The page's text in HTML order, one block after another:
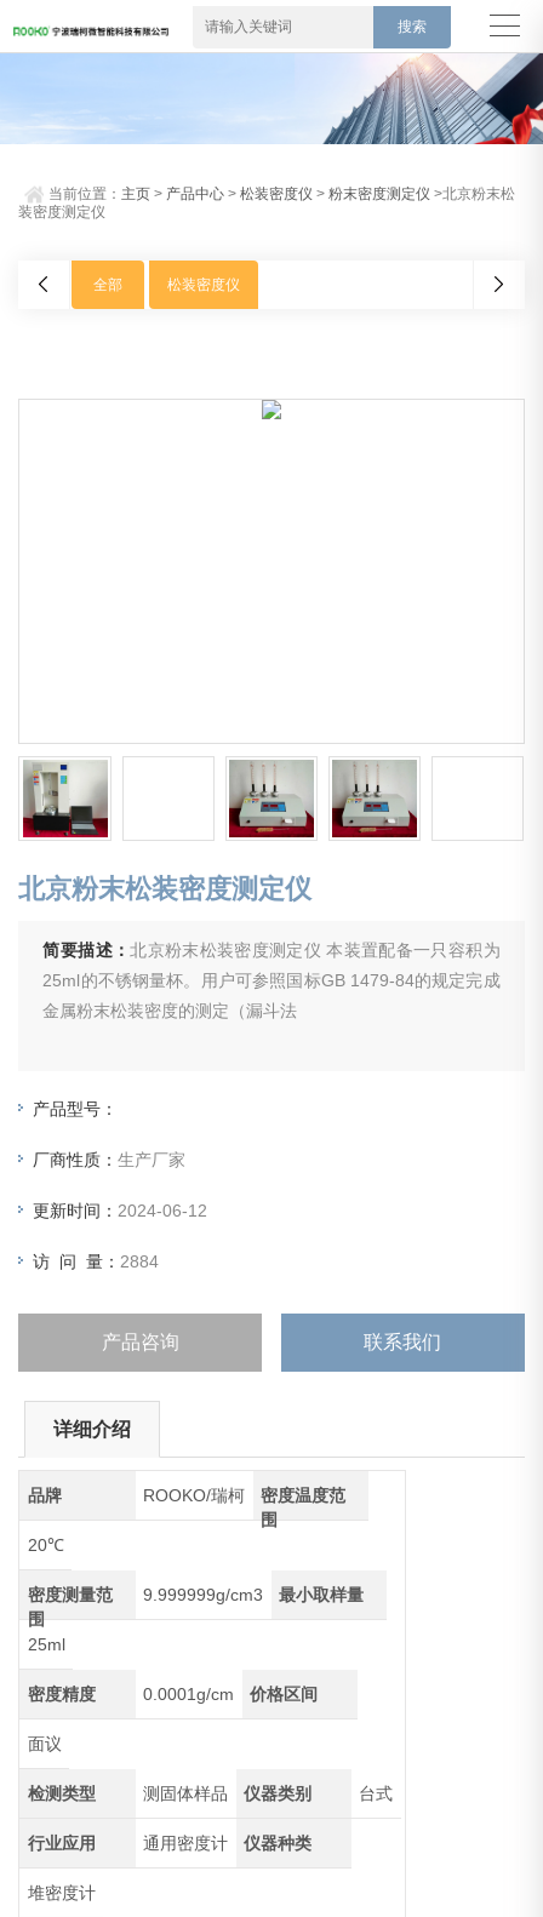
当前位置： 主页 > 产品中心 >松装密度仪 >粉末密度测定仪 >北京粉末松
装密度测定仪
全部 松装密度仪
北京粉末松装密度测定仪
简要描述：北京粉末松装密度测定仪 本装置配备一只容积为
25ml的不锈钢量杯。用户可参照国标GB 1479-84的规定完成
金属粉末松装密度的测定（漏斗法
产品型号：
厂商性质：生产厂家
更新时间： 2024-06-12
访 问 量： 2884
产品咨询 联系我们
详细介绍
品牌 ROOKO/瑞柯
密度温度范
围
20℃
密度测量范
围
9.999999g/cm3 最小取样量
25ml
密度精度 0.0001g/cm 价格区间
面议
检测类型 测固体样品 仪器类别 台式
行业应用 通用密度计 仪器种类
堆密度计